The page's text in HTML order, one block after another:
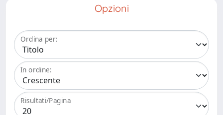
Opzioni
Ordina per:
In ordine:
Risultati/Pagina